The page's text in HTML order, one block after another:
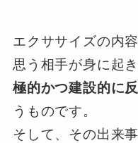
エクササイズの内
思う相手が身に起
極的かつ建設的に
うものです。
そして、その出来